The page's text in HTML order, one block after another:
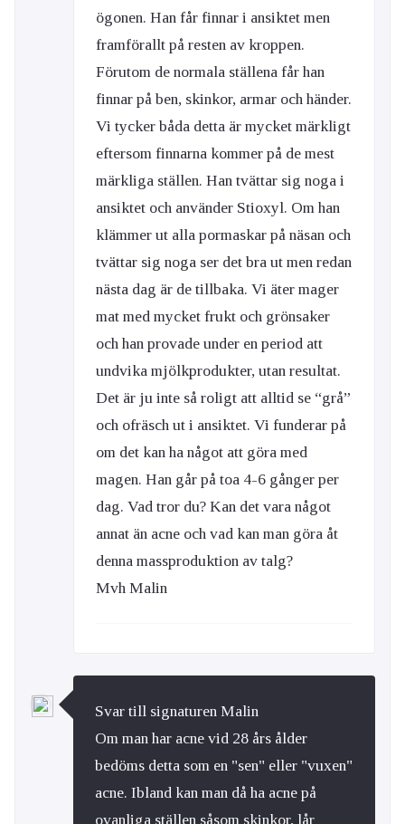
ögonen. Han får finnar i ansiktet men
framförallt på resten av kroppen.
Förutom de normala ställena får han
finnar på ben, skinkor, armar och händer.
Vi tycker båda detta är mycket märkligt
eftersom finnarna kommer på de mest
märkliga ställen. Han tvättar sig noga i
ansiktet och använder Stioxyl. Om han
klämmer ut alla pormaskar på näsan och
tvättar sig noga ser det bra ut men redan
nästa dag är de tillbaka. Vi äter mager
mat med mycket frukt och grönsaker
och han provade under en period att
undvika mjölkprodukter, utan resultat.
Det är ju inte så roligt att alltid se “grå”
och ofräsch ut i ansiktet. Vi funderar på
om det kan ha något att göra med
magen. Han går på toa 4-6 gånger per
dag. Vad tror du? Kan det vara något
annat än acne och vad kan man göra åt
denna massproduktion av talg?
Mvh Malin
Svar till signaturen Malin
Om man har acne vid 28 års ålder
bedöms detta som en "sen" eller "vuxen"
acne. Ibland kan man då ha acne på
ovanliga ställen såsom skinkor, lår